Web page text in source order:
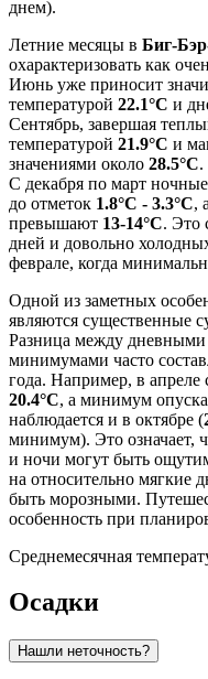
днем).
Летние месяцы в Биг-
охарактеризовать как
Июнь уже приносит
температурой 22.1°C и
Сентябрь, завершая
температурой 21.9°C и
значениями около 28.5°C.
С декабря по март
до отметок 1.8°C - 3.3°C,
превышают 13-14°C. Это
дней и довольно
феврале, когда
Одной из заметных
являются существенные
Разница между
минимумами часто
года. Например, в апреле
20.4°C, а минимум
наблюдается и в октябре (
минимум). Это означает,
и ночи могут быть
на относительно мягкие
быть морозными.
особенность при
Среднемесячная
Осадки
Нашли неточность?